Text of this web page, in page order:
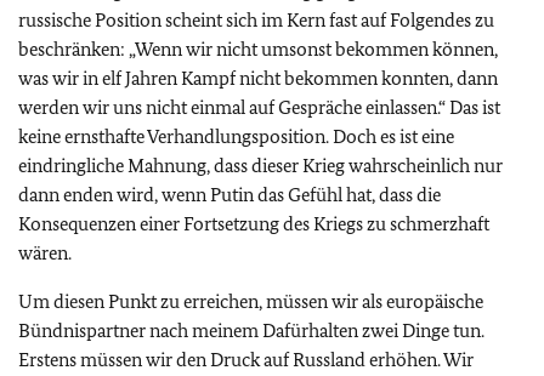
russische Position scheint sich im Kern fast auf Folgendes zu
beschränken: „Wenn wir nicht umsonst bekommen können,
was wir in elf Jahren Kampf nicht bekommen konnten, dann
werden wir uns nicht einmal auf Gespräche einlassen.“ Das ist
keine ernsthafte Verhandlungsposition. Doch es ist eine
eindringliche Mahnung, dass dieser Krieg wahrscheinlich nur
dann enden wird, wenn Putin das Gefühl hat, dass die
Konsequenzen einer Fortsetzung des Kriegs zu schmerzhaft
wären.
Um diesen Punkt zu erreichen, müssen wir als europäische
Bündnispartner nach meinem Dafürhalten zwei Dinge tun.
Erstens müssen wir den Druck auf Russland erhöhen. Wir